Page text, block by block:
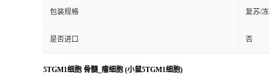
包装规格 复苏/
是否进口 否
5TGM1细胞 骨髓_瘤细胞 (小鼠5TGM1细胞)